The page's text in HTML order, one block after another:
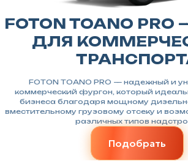
FOTON TOANO
ДЛЯ
FOTON TOANO PRO — надежный и
коммерческий фургон, который
бизнеса благодаря мощному
вместительному грузовому отсеку и
различных типов
Подобрать